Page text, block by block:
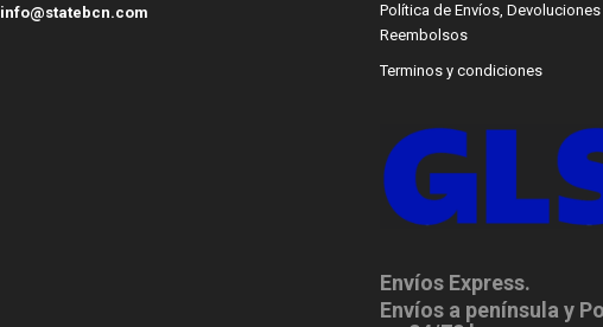
info@statebcn.com
Política de Envíos, Devoluciones
Reembolsos
Terminos y condiciones
Envíos Express.
Envíos a península y